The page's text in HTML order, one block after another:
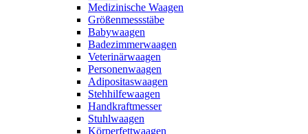
Medizinische Waagen
Größenmessstäbe
Babywaagen
Badezimmerwaagen
Veterinärwaagen
Personenwaagen
Adipositaswaagen
Stehhilfewaagen
Handkraftmesser
Stuhlwaagen
Körperfettwaagen